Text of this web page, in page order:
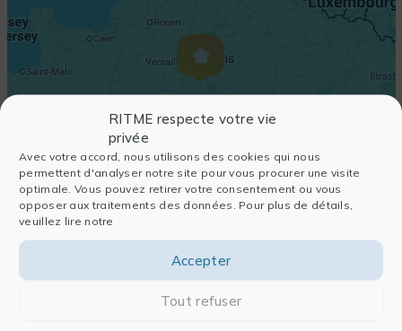
RITME respecte votre vie
privée
Avec votre accord, nous utilisons des cookies qui nous
permettent d'analyser notre site pour vous procurer une visite
optimale. Vous pouvez retirer votre consentement ou vous
opposer aux traitements des données. Pour plus de détails,
veuillez lire notre
Accepter
Tout refuser